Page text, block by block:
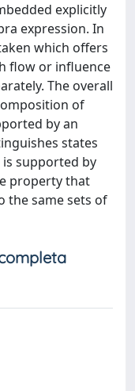
explicitly
expression. In
which offers
flow or influence
The overall
of
by an
states
supported by
property that
the same sets of